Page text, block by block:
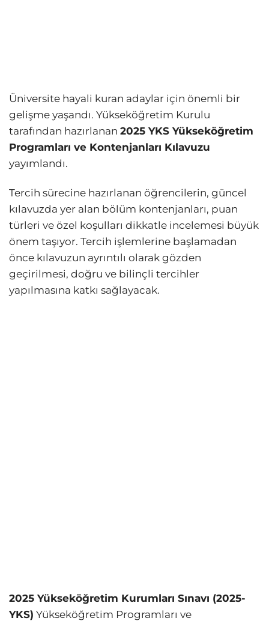
Üniversite hayali kuran adaylar için önemli bir
gelişme yaşandı. Yükseköğretim Kurulu
tarafından hazırlanan 2025 YKS Yükseköğretim
Programları ve Kontenjanları Kılavuzu
yayımlandı.
Tercih sürecine hazırlanan öğrencilerin, güncel
kılavuzda yer alan bölüm kontenjanları, puan
türleri ve özel koşulları dikkatle incelemesi büyük
önem taşıyor. Tercih işlemlerine başlamadan
önce kılavuzun ayrıntılı olarak gözden
geçirilmesi, doğru ve bilinçli tercihler
yapılmasına katkı sağlayacak.
2025 Yükseköğretim Kurumları Sınavı (2025-
YKS) Yükseköğretim Programları ve